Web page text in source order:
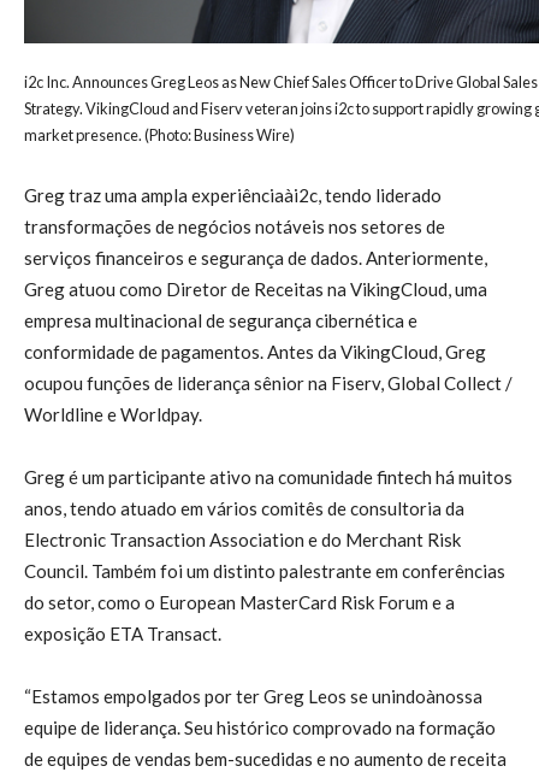
i2c Inc. Announces Greg Leos as New Chief Sales Officer to Drive Global Sales
Strategy. VikingCloud and Fiserv veteran joins i2c to support rapidly growing
market presence. (Photo: Business Wire)
Greg traz uma ampla experiênciaài2c, tendo liderado
transformações de negócios notáveis nos setores de
serviços financeiros e segurança de dados. Anteriormente,
Greg atuou como Diretor de Receitas na VikingCloud, uma
empresa multinacional de segurança cibernética e
conformidade de pagamentos. Antes da VikingCloud, Greg
ocupou funções de liderança sênior na Fiserv, Global Collect /
Worldline e Worldpay.
Greg é um participante ativo na comunidade fintech há muitos
anos, tendo atuado em vários comitês de consultoria da
Electronic Transaction Association e do Merchant Risk
Council. Também foi um distinto palestrante em conferências
do setor, como o European MasterCard Risk Forum e a
exposição ETA Transact.
“Estamos empolgados por ter Greg Leos se unindoànossa
equipe de liderança. Seu histórico comprovado na formação
de equipes de vendas bem-sucedidas e no aumento de receita